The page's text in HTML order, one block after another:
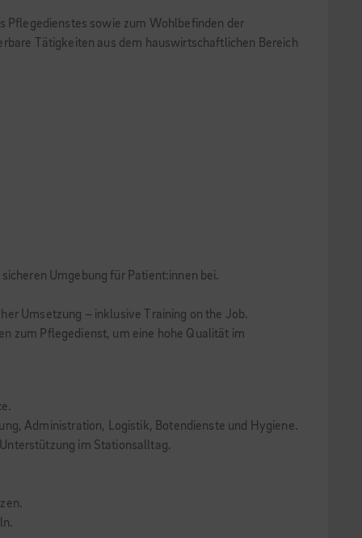
Pflegedienstes sowie zum Wohlbefinden der
Tätigkeiten aus dem hauswirtschaftlichen Bereich
Umgebung für Patient:innen bei.
Umsetzung – inklusive Training on the Job.
zum Pflegedienst, um eine hohe Qualität im
Administration, Logistik, Botendienste und Hygiene.
im Stationsalltag.